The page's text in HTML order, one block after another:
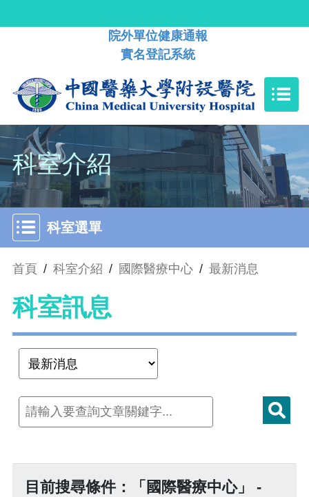
院外單位健康通報
實名登記系統
科室介紹
科室選單
首頁 / 科室介紹 / 國際醫療中心 / 最新消息
科室訊息
目前搜尋條件：「國際醫療中心」 -